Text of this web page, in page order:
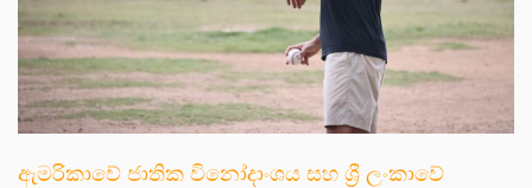
ඇමරිකාවේ ජාතික විනෝදාංශය සහ ශ්‍රී ලංකාවේ